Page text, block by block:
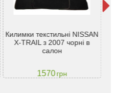
Килимки текстильні NISSAN
X-TRAIL з 2007 чорні в
салон
1570грн